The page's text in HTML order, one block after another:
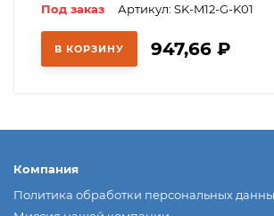
Под заказ Артикул: SK-M12-G-K01
В КОРЗИНУ 947,66 ₽
Компания
Политика обработки персональных